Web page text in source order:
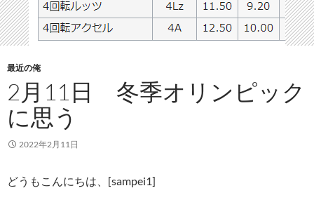
最近の俺
2月11日 冬季オリンピック
に思う
2022年2月11日
どうもこんにちは、[sampei1]